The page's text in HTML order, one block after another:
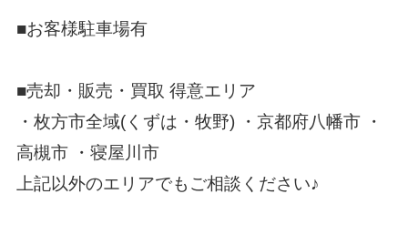
■お客様駐車場有
■売却・販売・買取 得意エリア
・枚方市全域(くずは・牧野) ・京都府八幡市 ・
高槻市 ・寝屋川市
上記以外のエリアでもご相談ください♪